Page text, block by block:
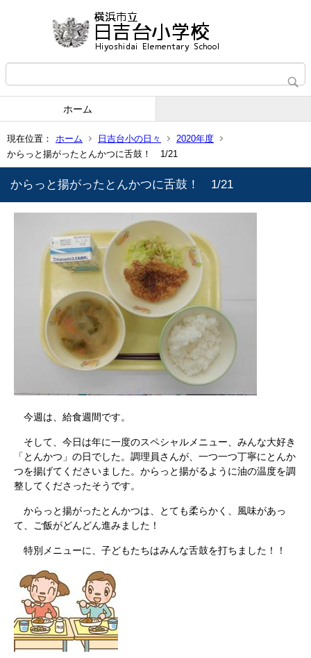
ホーム
現在位置： ホーム 日吉台小の日々
2020年度
からっと揚がったとんかつに舌鼓！ 1/21
からっと揚がったとんかつに舌鼓！ 1/21
今週は、給食週間です。
そして、今日は年に一度のスペシャルメニュー、みんな大好き
「とんかつ」の日でした。調理員さんが、一つ一つ丁寧にとんか
つを揚げてくださいました。からっと揚がるように油の温度を調
整してくださったそうです。
からっと揚がったとんかつは、とても柔らかく、風味があっ
て、ご飯がどんどん進みました！
特別メニューに、子どもたちはみんな舌鼓を打ちました！！